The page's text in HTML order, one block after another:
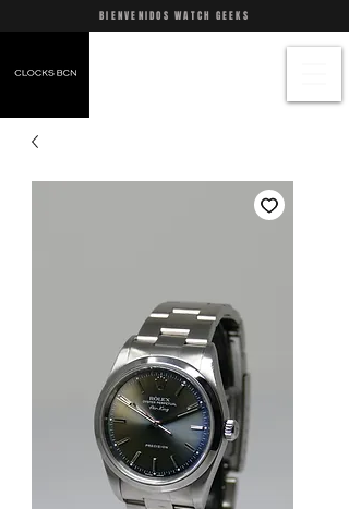
BIENVENIDOS WATCH GEEKS